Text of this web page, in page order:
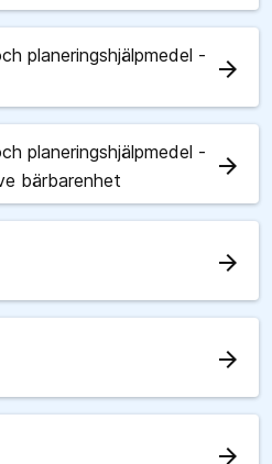
planeringshjälpmedel -
arrow_forward
planeringshjälpmedel -
bärbarenhet
arrow_forward
arrow_forward
arrow_forward
arrow_forward